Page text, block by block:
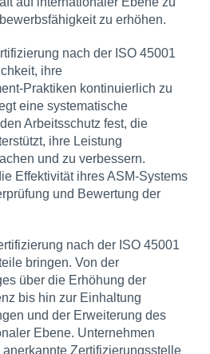
zu erhöhen.
nach der ISO 45001
ihre
Praktiken kontinuierlich zu
eine systematische
Arbeitsschutz fest, die
ihre Leistung
und zu verbessern.
Effektivität ihres ASM-Systems
und Bewertung der
nach der ISO 45001
bringen. Von der
über die Erhöhung der
bis hin zur Einhaltung
und der Erweiterung des
Ebene. Unternehmen
Zertifizierungsstelle